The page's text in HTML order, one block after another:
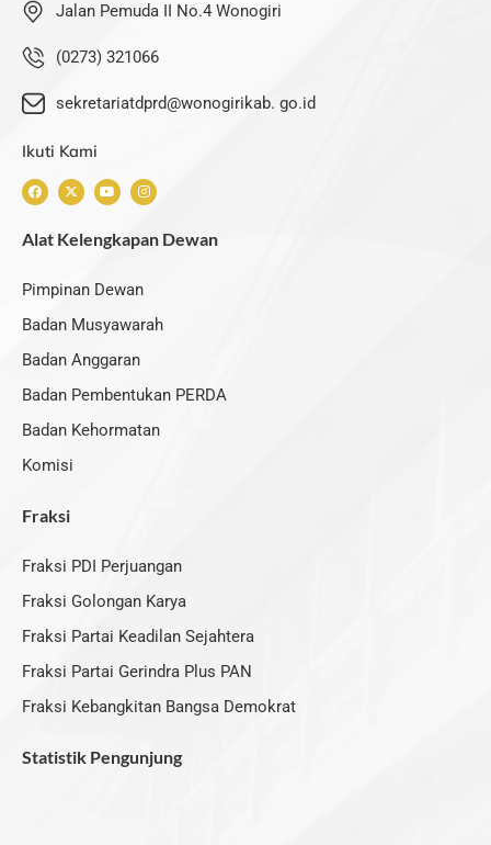
Jalan Pemuda II No.4 Wonogiri
(0273) 321066
sekretariatdprd@wonogirikab. go.id
Ikuti Kami
F
a
e
b
k
X
-
w
i
e
r
Y
o
u
I
n
a
a
m
Alat Kelengkapan Dewan
Pimpinan Dewan
Badan Musyawarah
Badan Anggaran
Badan Pembentukan PERDA
Badan Kehormatan
Komisi
Fraksi
Fraksi PDI Perjuangan
Fraksi Golongan Karya
Fraksi Partai Keadilan Sejahtera
Fraksi Partai Gerindra Plus PAN
Fraksi Kebangkitan Bangsa Demokrat
Statistik Pengunjung